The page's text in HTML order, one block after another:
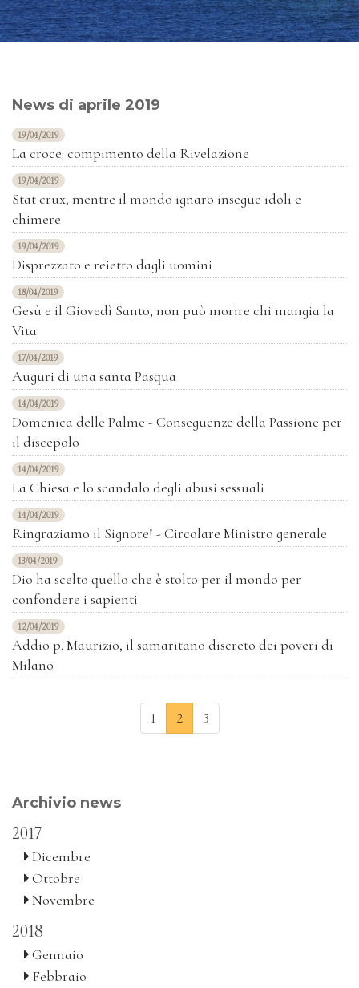
News di aprile 2019
19/04/2019
La croce: compimento della Rivelazione
19/04/2019
Stat crux, mentre il mondo ignaro insegue idoli e
chimere
19/04/2019
Disprezzato e reietto dagli uomini
18/04/2019
Gesù e il Giovedì Santo, non può morire chi mangia la
Vita
17/04/2019
Auguri di una santa Pasqua
14/04/2019
Domenica delle Palme - Conseguenze della Passione per
il discepolo
14/04/2019
La Chiesa e lo scandalo degli abusi sessuali
14/04/2019
Ringraziamo il Signore! - Circolare Ministro generale
13/04/2019
Dio ha scelto quello che è stolto per il mondo per
confondere i sapienti
12/04/2019
Addio p. Maurizio, il samaritano discreto dei poveri di
Milano
1 2 3
Archivio news
2017
Dicembre
Ottobre
Novembre
2018
Gennaio
Febbraio